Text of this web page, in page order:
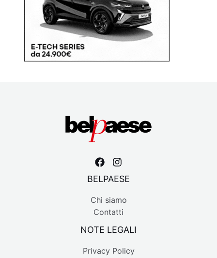
BELPAESE
Chi siamo
Contatti
NOTE LEGALI
Privacy Policy